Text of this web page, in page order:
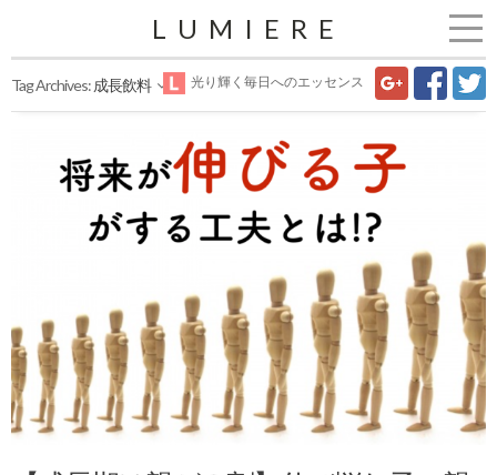
LUMIERE
光り輝く毎日へのエッセンス
Tag Archives:成長飲料